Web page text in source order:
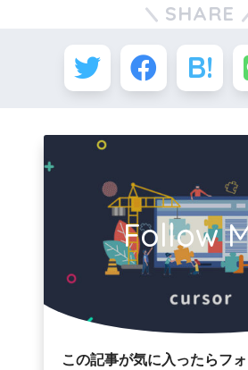
SHARE
Follow
この記事が気に入ったらフ